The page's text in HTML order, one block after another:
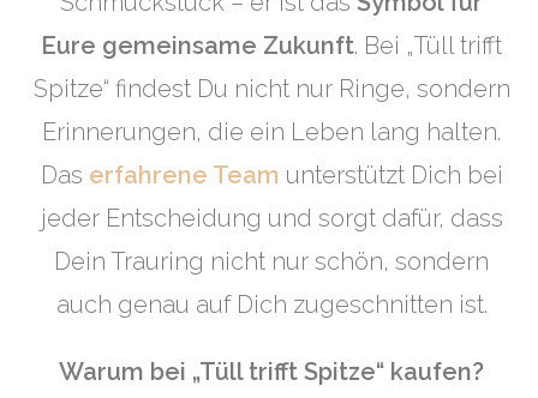
Eure gemeinsame Zukunft. Bei „Tüll trifft
Spitze“ findest Du nicht nur Ringe, sondern
Erinnerungen, die ein Leben lang halten.
Das erfahrene Team unterstützt Dich bei
jeder Entscheidung und sorgt dafür, dass
Dein Trauring nicht nur schön, sondern
auch genau auf Dich zugeschnitten ist.
Warum bei „Tüll trifft Spitze“ kaufen?